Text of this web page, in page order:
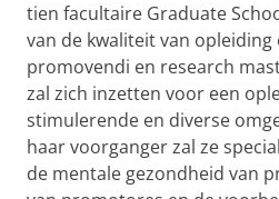
tien facultaire Graduate
van de kwaliteit van opleiding
promovendi en research
zal zich inzetten voor een
stimulerende en diverse
haar voorganger zal ze
de mentale gezondheid van